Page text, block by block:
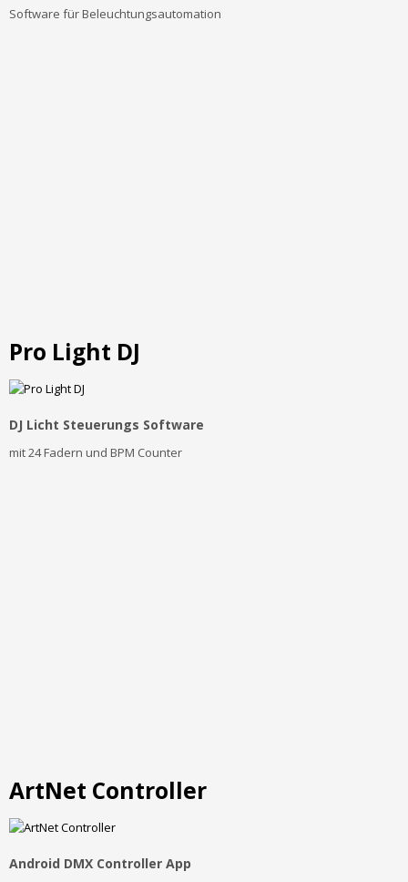
Software für Beleuchtungsautomation
Pro Light DJ
DJ Licht Steuerungs Software
mit 24 Fadern und BPM Counter
ArtNet Controller
Android DMX Controller App